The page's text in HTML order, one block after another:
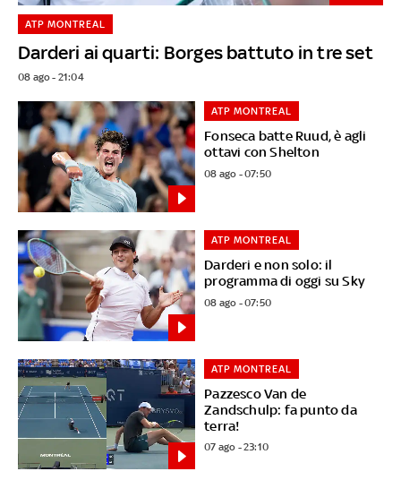
Darderi ai quarti: Borges battuto in tre set
ATP MONTREAL
08 ago - 21:04
Fonseca batte Ruud, è agli
ottavi con Shelton
ATP MONTREAL
08 ago - 07:50
Darderi e non solo: il
programma di oggi su Sky
ATP MONTREAL
08 ago - 07:50
Pazzesco Van de
Zandschulp: fa punto da
terra!
ATP MONTREAL
07 ago - 23:10